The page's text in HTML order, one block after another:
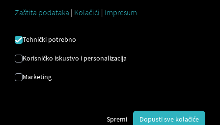
jednostavne korake:
desnom kutu.
Odaberite "Moj profil i postavke".
U korisničkom izborniku otvorite karticu "Prijava i
sigurnost".
Zaštita podataka | Kolačići | Impresum
Tehnički potrebno
Korisničko iskustvo i personalizacija
Marketing
Spremi Dopusti sve kolačiće